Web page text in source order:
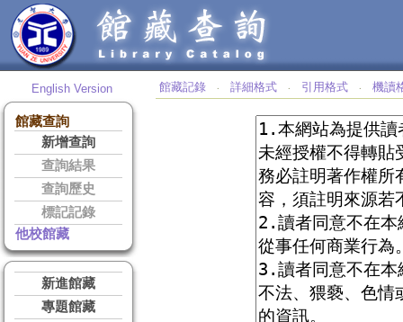
English Version
館藏查詢
新增查詢
查詢結果
查詢歷史
標記記錄
他校館藏
新進館藏
專題館藏
館藏記錄 ‧ 詳細格式 ‧ 引用格式 ‧ 機讀